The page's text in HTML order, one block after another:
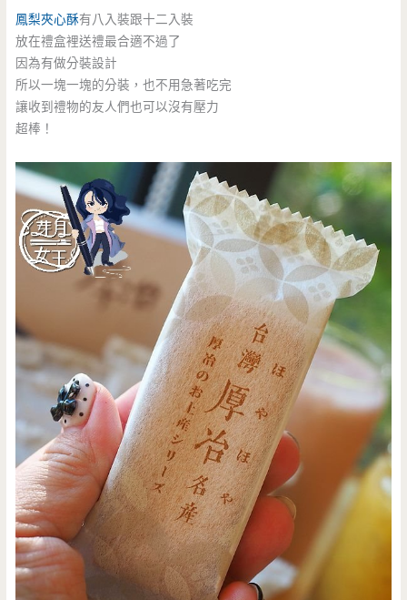
鳳梨夾心酥有八入裝跟十二入裝
放在禮盒裡送禮最合適不過了
因為有做分裝設計
所以一塊一塊的分裝，也不用急著吃完
讓收到禮物的友人們也可以沒有壓力
超棒！